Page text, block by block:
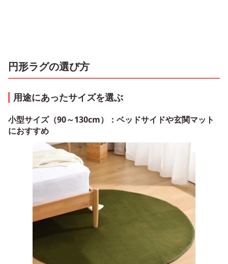
円形ラグの選び方
用途にあったサイズを選ぶ
小型サイズ（90～130cm）：ベッドサイドや玄関マット
におすすめ